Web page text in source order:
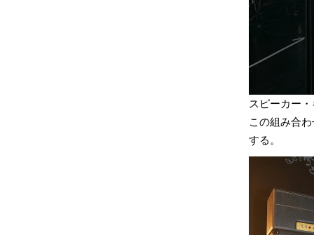
スピーカー
この組み合
する。